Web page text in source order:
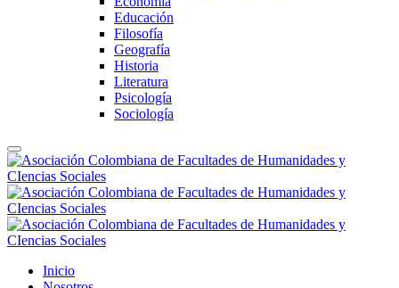
Educación
Filosofía
Geografía
Historia
Literatura
Psicología
Sociología
Inicio